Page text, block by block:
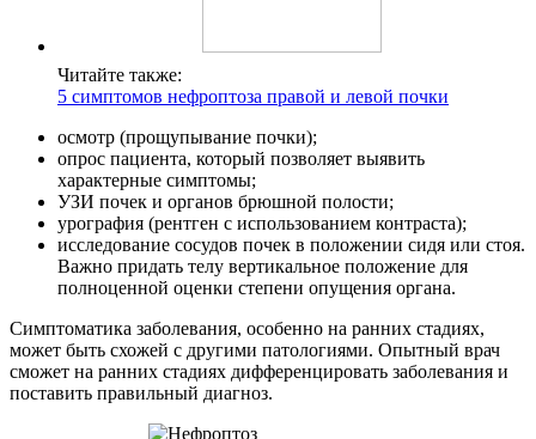
Читайте также:
5 симптомов нефроптоза правой и левой почки
осмотр (прощупывание почки);
опрос пациента, который позволяет выявить
характерные симптомы;
УЗИ почек и органов брюшной полости;
урография (рентген с использованием контраста);
исследование сосудов почек в положении сидя или стоя.
Важно придать телу вертикальное положение для
полноценной оценки степени опущения органа.
Симптоматика заболевания, особенно на ранних стадиях,
может быть схожей с другими патологиями. Опытный врач
сможет на ранних стадиях дифференцировать заболевания и
поставить правильный диагноз.